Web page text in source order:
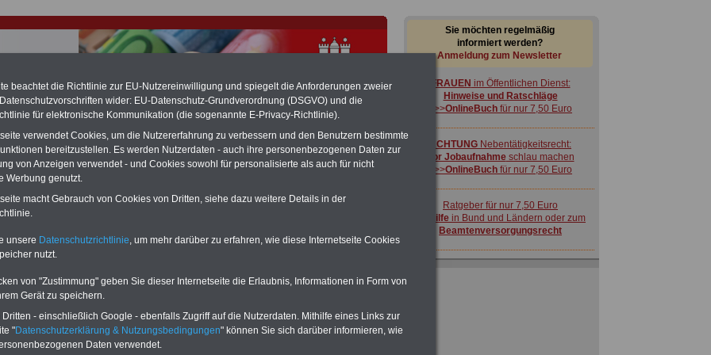
hat die Landesbesoldung von Berlin für die Jahre 2008 bis
erklärt (Berlin muss bisMärz 2027 eine Neuregelung der
die zun hohen Nachzahlungen führen wird). Auch beim Bund
wird es hohe Nachzahlungen geben (Medienberichten
Broschüre heraus, die unmittelbar nach dem Beschluss des Gesetzentwurfs
vorgelegt wird (wahrscheinlich im Quartal.2026 >>>
Beamte und den öffentlichen Dienst in Hamburg:
unter eigener Leitung
mit drei Ratgebern für nur
für Beamtinnen
PDF-SERVICE:
Sie möchten regelmäßig
informiert werden?
Anmeldung zum Newsletter
FRAUEN im Öffentlichen Dienst:
Hinweise und Ratschläge
>>>OnlineBuch für nur 7,50 Euro
ACHTUNG Nebentätigkeitsrecht:
vor Jobaufnahmeschlau machen
>>>OnlineBuch für nur 7,50 Euro
Ratgeber für nur 7,50 Euro
Beihilfe in Bund und Ländern oder zum
Beamtenversorgungsrecht
beachtet die Richtlinie zur EU-Nutzereinwilligung und spiegelt die Anforderungen zweier
wider: EU-Datenschutz-Grundverordnung (DSGVO) und die
für elektronische Kommunikation (die sogenannte E-Privacy-Richtlinie).
verwendet Cookies, um die Nutzererfahrung zu verbessern und den Benutzern bestimmte
bereitzustellen. Es werden Nutzerdaten - auch ihre personenbezogenen Daten zur
von Anzeigen verwendet - und Cookies sowohl für personalisierte als auch für nicht
Werbung genutzt.
macht Gebrauch von Cookies von Dritten, siehe dazu weitere Details in der
unsere Datenschutzrichtlinie, um mehr darüber zu erfahren, wie diese Internetseite Cookies
nutzt.
von "Zustimmung" geben Sie dieser Internetseite die Erlaubnis, Informationen in Form von
Gerät zu speichern.
- einschließlich Google - ebenfalls Zugriff auf die Nutzerdaten. Mithilfe eines Links zur
"Datenschutzerklärung & Nutzungsbedingungen" können Sie sich darüber informieren, wie
Daten verwendet.